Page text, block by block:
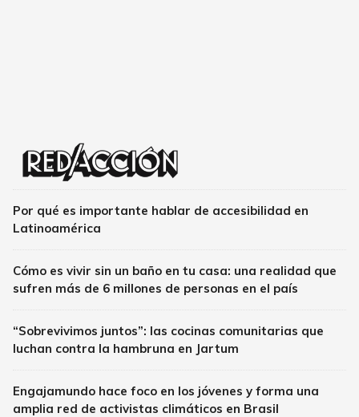
Por qué es importante hablar de accesibilidad en
Latinoamérica
Cómo es vivir sin un baño en tu casa: una realidad que
sufren más de 6 millones de personas en el país
“Sobrevivimos juntos”: las cocinas comunitarias que
luchan contra la hambruna en Jartum
Engajamundo hace foco en los jóvenes y forma una
amplia red de activistas climáticos en Brasil